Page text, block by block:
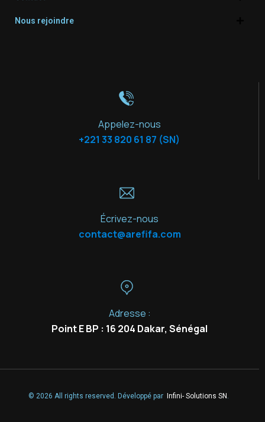
Nous rejoindre
Appelez-nous
+221 33 820 61 87 (SN)
Écrivez-nous
contact@arefifa.com
Adresse :
Point E BP : 16 204 Dakar, Sénégal
© 2026 All rights reserved. Développé par Infini- Solutions SN .